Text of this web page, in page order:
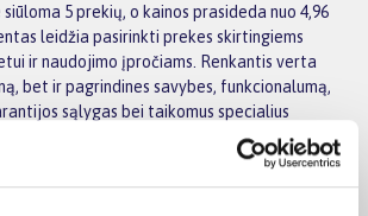
5 prekių, o kainos prasideda nuo 4,96
leidžia pasirinkti prekes skirtingiems
ir naudojimo įpročiams. Renkantis verta
bet ir pagrindines savybes, funkcionalumą,
sąlygas bei taikomus specialius